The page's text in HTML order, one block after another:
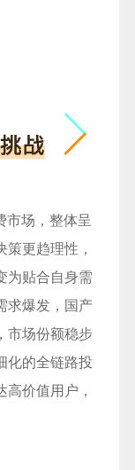
市场，整体呈
更趋理性，
为贴合自身需
求爆发，国产
市场份额稳步
化的全链路投
价值用户，